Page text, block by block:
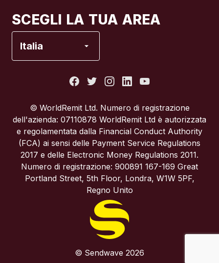
SCEGLI LA TUA AREA
Italia
Regno Unito
Spagna
© WorldRemit Ltd. Numero di registrazione
dell'azienda: 07110878 WorldRemit Ltd è autorizzata
e regolamentata dalla Financial Conduct Authority
(FCA) ai sensi delle Payment Service Regulations
2017 e delle Electronic Money Regulations 2011.
Numero di registrazione: 900891 167-169 Great
Portland Street, 5th Floor, Londra, W1W 5PF,
Regno Unito
© Sendwave 2026